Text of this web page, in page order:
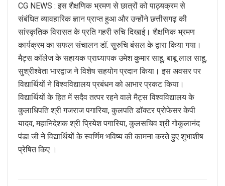
CG NEWS : इस शैक्षणिक भ्रमण से छात्रों को पाठ्यक्रम से
संबंधित व्यावहारिक ज्ञान प्राप्त हुआ और उन्होंने छत्तीसगढ़ की
सांस्कृतिक विरासत के प्रति गहरी रुचि दिखाई। शैक्षणिक भ्रमण
कार्यक्रम का सफल संचालन डॉ. सुरुचि बंसल के द्वारा किया गया।
मैट्स कॉलेज के सहायक प्राध्यापक उमेश कुमार साहू, बाबू लाल साहू,
सुश्रीश्वेता भारद्वाज ने विशेष सहयोग प्रदान किया। इस अवसर पर
विद्यार्थियों ने विश्वविद्यालय प्रबंधन को आभार प्रकट किया।
विद्यार्थियों के हित में सदैव तत्पर रहने वाले मैट्स विश्वविद्यालय के
कुलाधिपति श्री गजराज पगारिया, कुलपति डॉक्टर प्रोफेसर केपी
यादव, महानिदेशक श्री प्रियेश पगारिया, कुलसचिव श्री गोकुलानंद
पंडा जी ने विद्यार्थियों के स्वर्णिम भविष्य की कामना करते हुए शुभाशीष
प्रेषित किए ।